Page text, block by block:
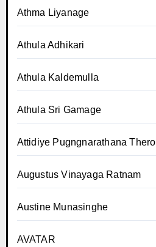
Athma Liyanage
Athula Adhikari
Athula Kaldemulla
Athula Sri Gamage
Attidiye Pugngnarathana Thero
Augustus Vinayaga Ratnam
Austine Munasinghe
AVATAR